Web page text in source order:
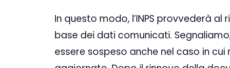
In questo modo, l’INPS provvederà
base dei dati comunicati.
essere sospeso anche nel caso in cui